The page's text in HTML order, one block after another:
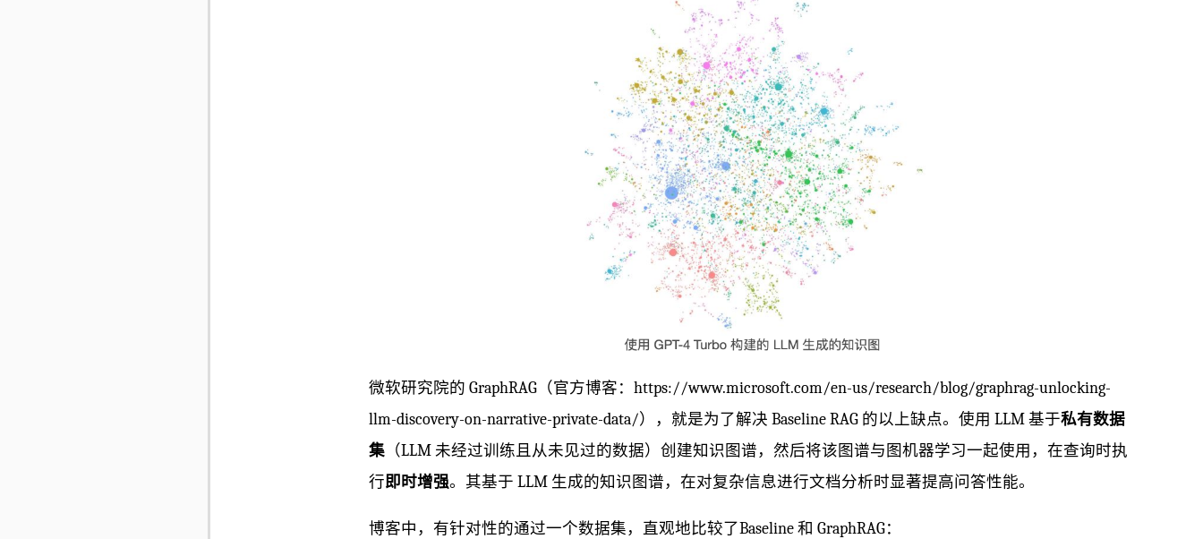
微软研究院的 GraphRAG（官方博客：https://www.microsoft.com/en-us/research/blog/graphrag-unlocking-
llm-discovery-on-narrative-private-data/），就是为了解决 Baseline RAG 的以上缺点。使用 LLM 基于私有数据
集 （LLM 未经过训练且从未见过的数据）创建知识图谱，然后将该图谱与图机器学习一起使用，在查询时执
行 即时增强。其基于 LLM 生成的知识图谱，在对复杂信息进行文档分析时显著提高问答性能。
博客中，有针对性的通过一个数据集，直观地比较了Baseline 和 GraphRAG：